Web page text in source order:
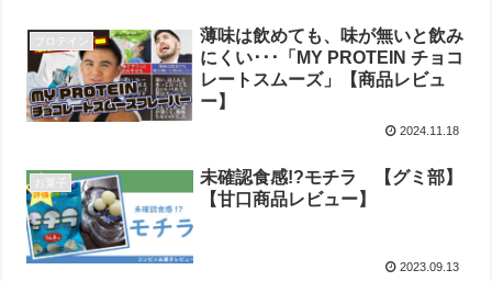
プロテイン
薄味は飲めても、味が無いと飲み
にくい･･･「MY PROTEIN チョコ
レートスムーズ」【商品レビュ
ー】
2024.11.18
お菓子
未確認食感!?モチラ 【グミ部】
【甘口商品レビュー】
2023.09.13